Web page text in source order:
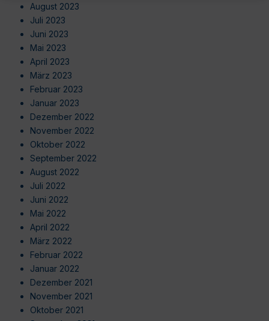
August 2023
Juli 2023
Juni 2023
Mai 2023
April 2023
März 2023
Februar 2023
Januar 2023
Dezember 2022
November 2022
Oktober 2022
September 2022
August 2022
Juli 2022
Juni 2022
Mai 2022
April 2022
März 2022
Februar 2022
Januar 2022
Dezember 2021
November 2021
Oktober 2021